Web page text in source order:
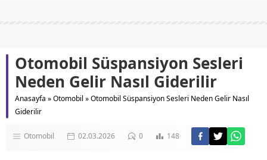
Otomobil Süspansiyon Sesleri
Neden Gelir Nasıl Giderilir
Anasayfa »Otomobil »Otomobil Süspansiyon Sesleri Neden Gelir Nasıl
Giderilir
Otomobil 02.03.2026 0 148